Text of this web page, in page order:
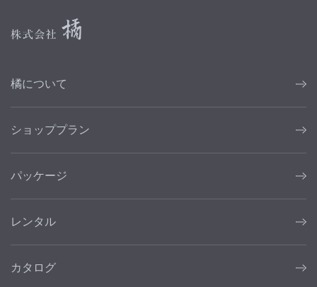
橘について
ショッププラン
パッケージ
レンタル
カタログ